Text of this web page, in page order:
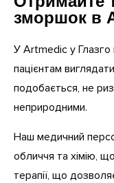
зморшок в
У Artmedic у Глазго
пацієнтам
подобається, не
неприродними.
Наш медичний
обличчя та хімію,
терапії, що